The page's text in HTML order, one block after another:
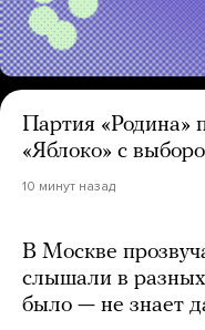
Партия «Родина»
«Яблоко» с
10 минут назад
В Москве
слышали в разных
было — не знает